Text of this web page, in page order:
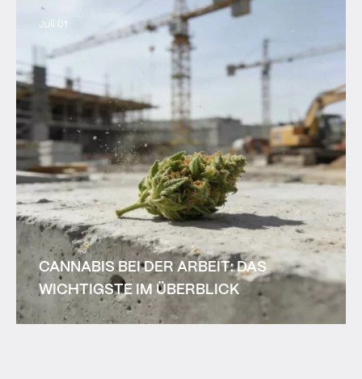
CANNABIS BEI DER ARBEIT: DAS
WICHTIGSTE IM ÜBERBLICK
Juli 01